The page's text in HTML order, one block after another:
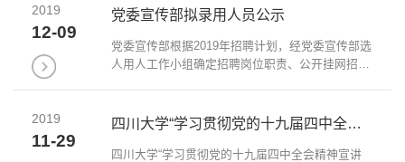
精神，作为当前和今后一个时期的重大政治任...
2019
12-09
党委宣传部拟录用人员公示
党委宣传部根据2019年招聘计划，经党委宣传部选
人用人工作小组确定招聘岗位职责、公开挂网招
姝雯（女，25岁，中共党员，硕士）。 ...
2019
11-29
四川大学“学习贯彻党的十九届四中全会精神宣讲团”专家宣讲主题
​四川大学“学习贯彻党的十九届四中全会精神宣讲